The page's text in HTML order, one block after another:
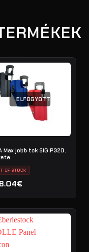
ELFOGYOTT
Max jobb tok SIG P320,
OF STOCK